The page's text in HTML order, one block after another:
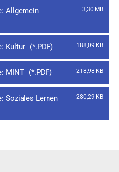
Allgemein 3,30 MB
Kultur 188,09 KB
MINT 218,98 KB
Soziales Lernen 280,29 KB